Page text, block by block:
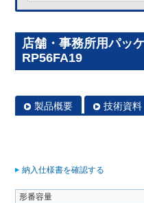
店舗・事務所用パッ
RP56FA19
製品概要 技術資料
納入仕様書を確認する
形番容量